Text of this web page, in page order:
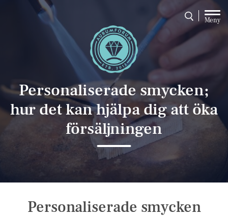
Meny
Personaliserade smycken;
hur det kan hjälpa dig att öka
försäljningen
Personaliserade smycken